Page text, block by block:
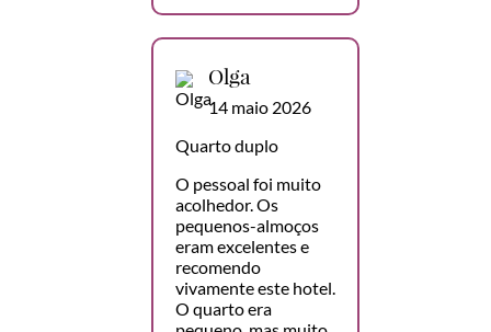
Olga
14 maio 2026
Quarto duplo
O pessoal foi muito
acolhedor. Os
pequenos-almoços
eram excelentes e
recomendo
vivamente este hotel.
O quarto era